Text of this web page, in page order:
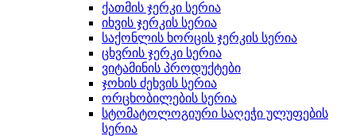
ქათმის ჯერკი სერია
იხვის ჯერკის სერია
საქონლის ხორცის ჯერკის სერია
ცხვრის ჯერკი სერია
ვიტამინის პროდუქტები
ჯოხის ძეხვის სერია
ორცხობილების სერია
სტომატოლოგიური საღეჭი ულუფების
სერია